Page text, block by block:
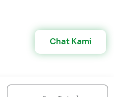
Chat Kami